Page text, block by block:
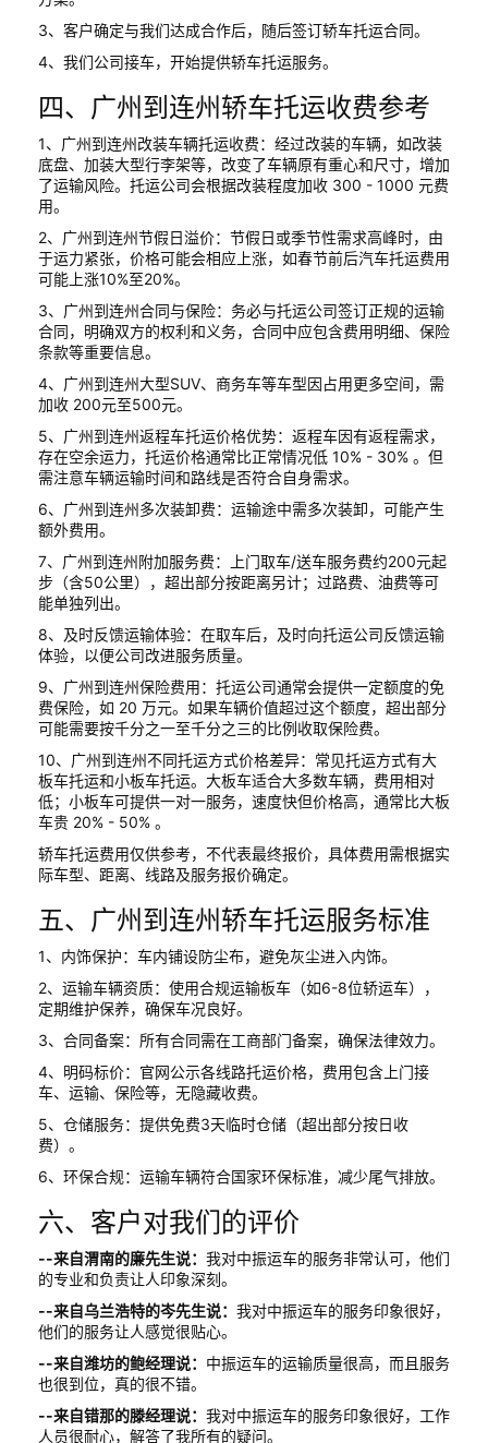
3、客户确定与我们达成合作后，随后签订轿车托运合同。
4、我们公司接车，开始提供轿车托运服务。
四、广州到连州轿车托运收费参考
1、广州到连州改装车辆托运收费：经过改装的车辆，如改装
底盘、加装大型行李架等，改变了车辆原有重心和尺寸，增加
了运输风险。托运公司会根据改装程度加收 300 - 1000 元费
用。
2、广州到连州节假日溢价：节假日或季节性需求高峰时，由
于运力紧张，价格可能会相应上涨，如春节前后汽车托运费用
可能上涨10%至20%。
3、广州到连州合同与保险：务必与托运公司签订正规的运输
合同，明确双方的权利和义务，合同中应包含费用明细、保险
条款等重要信息。
4、广州到连州大型SUV、商务车等车型因占用更多空间，需
加收 200元至500元。
5、广州到连州返程车托运价格优势：返程车因有返程需求，
存在空余运力，托运价格通常比正常情况低 10% - 30% 。但
需注意车辆运输时间和路线是否符合自身需求。
6、广州到连州多次装卸费：运输途中需多次装卸，可能产生
额外费用。
7、广州到连州附加服务费：上门取车/送车服务费约200元起
步（含50公里），超出部分按距离另计；过路费、油费等可
能单独列出。
8、及时反馈运输体验：在取车后，及时向托运公司反馈运输
体验，以便公司改进服务质量。
9、广州到连州保险费用：托运公司通常会提供一定额度的免
费保险，如 20 万元。如果车辆价值超过这个额度，超出部分
可能需要按千分之一至千分之三的比例收取保险费。
10、广州到连州不同托运方式价格差异：常见托运方式有大
板车托运和小板车托运。大板车适合大多数车辆，费用相对
低；小板车可提供一对一服务，速度快但价格高，通常比大板
车贵 20% - 50% 。
轿车托运费用仅供参考，不代表最终报价，具体费用需根据实
际车型、距离、线路及服务报价确定。
五、广州到连州轿车托运服务标准
1、内饰保护：车内铺设防尘布，避免灰尘进入内饰。
2、运输车辆资质：使用合规运输板车（如6-8位轿运车），
定期维护保养，确保车况良好。
3、合同备案：所有合同需在工商部门备案，确保法律效力。
4、明码标价：官网公示各线路托运价格，费用包含上门接
车、运输、保险等，无隐藏收费。
5、仓储服务：提供免费3天临时仓储（超出部分按日收
费）。
6、环保合规：运输车辆符合国家环保标准，减少尾气排放。
六、客户对我们的评价
--来自渭南的廉先生说： 我对中振运车的服务非常认可，他们
的专业和负责让人印象深刻。
--来自乌兰浩特的岑先生说： 我对中振运车的服务印象很好，
他们的服务让人感觉很贴心。
--来自潍坊的鲍经理说： 中振运车的运输质量很高，而且服务
也很到位，真的很不错。
--来自错那的滕经理说： 我对中振运车的服务印象很好，工作
人员很耐心，解答了我所有的疑问。